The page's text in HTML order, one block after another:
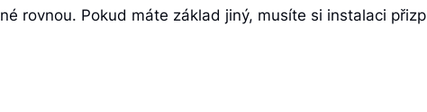
rovnou. Pokud máte základ jiný, musíte si instalaci